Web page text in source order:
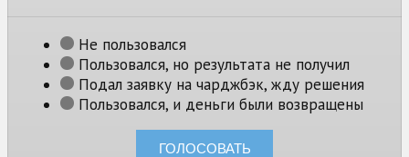
Не пользовался
Пользовался, но результата не получил
Подал заявку на чарджбэк, жду решения
Пользовался, и деньги были возвращены